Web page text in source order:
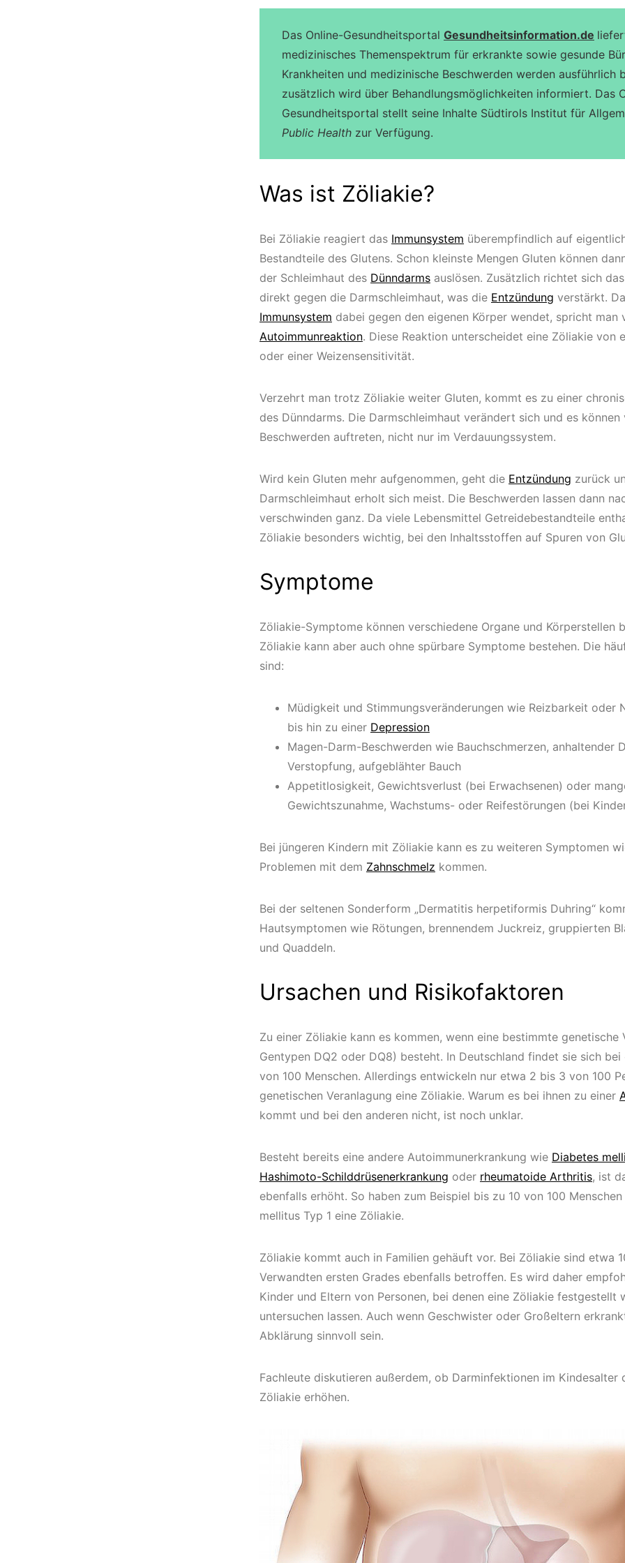
Das Online-Gesundheitsportal Gesundheitsinformation.de
medizinisches Themenspektrum für erkrankte sowie gesunde
Krankheiten und medizinische Beschwerden werden ausführlich
zusätzlich wird über Behandlungsmöglichkeiten informiert. Das
Gesundheitsportal stellt seine Inhalte Südtirols Institut für
Public Health zur Verfügung.
Was ist Zöliakie?
Bei Zöliakie reagiert das Immunsystem überempfindlich auf
Bestandteile des Glutens. Schon kleinste Mengen Gluten können
der Schleimhaut des Dünndarms auslösen. Zusätzlich richtet sich
direkt gegen die Darmschleimhaut, was die Entzündung verstärkt.
Immunsystem dabei gegen den eigenen Körper wendet, spricht man
Autoimmunreaktion. Diese Reaktion unterscheidet eine Zöliakie von
oder einer Weizensensitivität.
Verzehrt man trotz Zöliakie weiter Gluten, kommt es zu einer
des Dünndarms. Die Darmschleimhaut verändert sich und es
Beschwerden auftreten, nicht nur im Verdauungssystem.
Wird kein Gluten mehr aufgenommen, geht die Entzündung zurück
Darmschleimhaut erholt sich meist. Die Beschwerden lassen dann
verschwinden ganz. Da viele Lebensmittel Getreidebestandteile
Zöliakie besonders wichtig, bei den Inhaltsstoffen auf Spuren von
Symptome
Zöliakie-Symptome können verschiedene Organe und Körperstellen
Zöliakie kann aber auch ohne spürbare Symptome bestehen. Die
sind:
Müdigkeit und Stimmungsveränderungen wie Reizbarkeit oder
bis hin zu einer Depression
Magen-Darm-Beschwerden wie Bauchschmerzen, anhaltender
Verstopfung, aufgeblähter Bauch
Appetitlosigkeit, Gewichtsverlust (bei Erwachsenen) oder
Gewichtszunahme, Wachstums- oder Reifestörungen (bei
Bei jüngeren Kindern mit Zöliakie kann es zu weiteren Symptomen
Problemen mit dem Zahnschmelz kommen.
Bei der seltenen Sonderform „Dermatitis herpetiformis Duhring“
Hautsymptomen wie Rötungen, brennendem Juckreiz, gruppierten
und Quaddeln.
Ursachen und Risikofaktoren
Zu einer Zöliakie kann es kommen, wenn eine bestimmte genetische
Gentypen DQ2 oder DQ8) besteht. In Deutschland findet sie sich
von 100 Menschen. Allerdings entwickeln nur etwa 2 bis 3 von 100
genetischen Veranlagung eine Zöliakie. Warum es bei ihnen zu einer
kommt und bei den anderen nicht, ist noch unklar.
Besteht bereits eine andere Autoimmunerkrankung wie Diabetes
Hashimoto-Schilddrüsenerkrankung oder rheumatoide Arthritis, ist
ebenfalls erhöht. So haben zum Beispiel bis zu 10 von 100
mellitus Typ 1 eine Zöliakie.
Zöliakie kommt auch in Familien gehäuft vor. Bei Zöliakie sind etwa
Verwandten ersten Grades ebenfalls betroffen. Es wird daher
Kinder und Eltern von Personen, bei denen eine Zöliakie festgestellt
untersuchen lassen. Auch wenn Geschwister oder Großeltern
Abklärung sinnvoll sein.
Fachleute diskutieren außerdem, ob Darminfektionen im Kindesalter
Zöliakie erhöhen.